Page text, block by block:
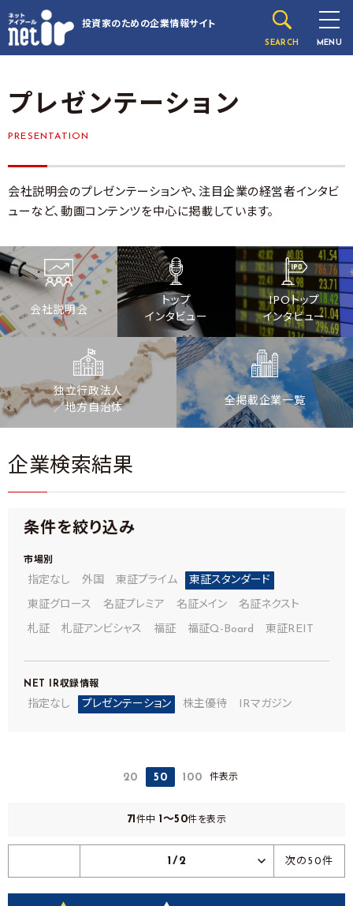
投資家のための企業情報サイト
SEARCH MENU
プレゼンテーション
PRESENTATION
会社説明会のプレゼンテーションや、注目企業の経営者インタビ
ューなど、動画コンテンツを中心に掲載しています。
会社説明会
トップ
インタビュー
IPOトップ
インタビュー
独立行政法人
／地方自治体
全掲載企業一覧
企業検索結果
条件を絞り込み
市場別
指定なし 外国 東証プライム 東証スタンダード
東証グロース 名証プレミア 名証メイン 名証ネクスト
札証 札証アンビシャス 福証 福証Q-Board 東証REIT
NET IR収録情報
指定なし プレゼンテーション 株主優待 IRマガジン
20 50 100 件表示
71 件中 1～50件を表示
1/2 次の50件